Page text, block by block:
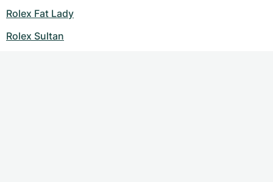
Rolex Fat Lady
Rolex Sultan